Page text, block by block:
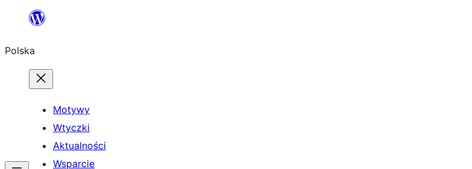
Przejdź
treści
Polska
Motywy
Wtyczki
Aktualności
Wsparcie